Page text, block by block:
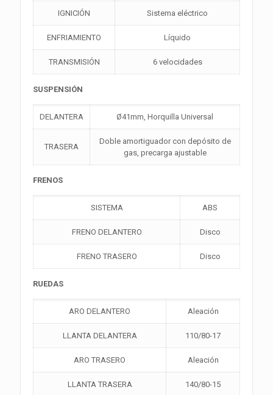
IGNICIÓN Sistema eléctrico
ENFRIAMIENTO Líquido
TRANSMISIÓN 6 velocidades
SUSPENSIÓN
DELANTERA Ø41mm, Horquilla Universal
TRASERA
Doble amortiguador con depósito de
gas, precarga ajustable
FRENOS
SISTEMA ABS
FRENO DELANTERO Disco
FRENO TRASERO Disco
RUEDAS
ARO DELANTERO Aleación
LLANTA DELANTERA 110/80-17
ARO TRASERO Aleación
LLANTA TRASERA 140/80-15